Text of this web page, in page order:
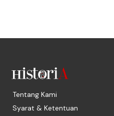
Tentang Kami
Syarat & Ketentuan